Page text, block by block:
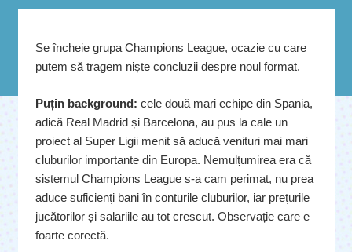
Se încheie grupa Champions League, ocazie cu care
putem să tragem niște concluzii despre noul format.
Puțin background: cele două mari echipe din Spania,
adică Real Madrid și Barcelona, au pus la cale un
proiect al Super Ligii menit să aducă venituri mai mari
cluburilor importante din Europa. Nemulțumirea era că
sistemul Champions League s-a cam perimat, nu prea
aduce suficienți bani în conturile cluburilor, iar prețurile
jucătorilor și salariile au tot crescut. Observație care e
foarte corectă.